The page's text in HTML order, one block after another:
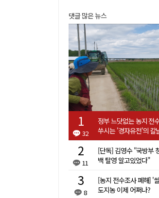
댓글 많은 뉴스
32
정부 느닷없는 농지 전
쑤시는 '경자유전'의 칼
11
[단독] 김영수 "국방부
백 탈영 알고있었다"
8
[농지 전수조사 폐해] '
도지농 이제 어쩌나?